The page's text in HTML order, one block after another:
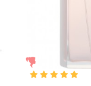
ЖЕНСКИЕ